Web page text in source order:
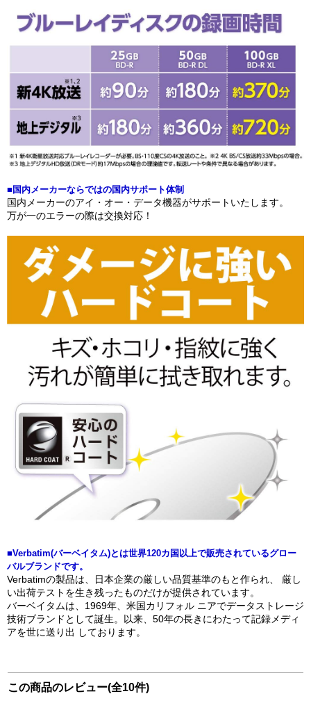
■国内メーカーならではの国内サポート体制
国内メーカーのアイ・オー・データ機器がサポートいたします。
万が一のエラーの際は交換対応！
■Verbatim(バーベイタム)とは世界120カ国以上で販売されているグロー
バルブランドです。
Verbatimの製品は、日本企業の厳しい品質基準のもと作られ、 厳し
い出荷テストを生き残ったものだけが提供されています。
バーベイタムは、1969年、米国カリフォル ニアでデータストレージ
技術ブランドとして誕生。以来、50年の長きにわたって記録メディ
アを世に送り出 しております。
この商品のレビュー(全10件)